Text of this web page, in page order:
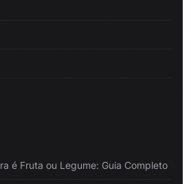
é Fruta ou Legume: Guia Completo